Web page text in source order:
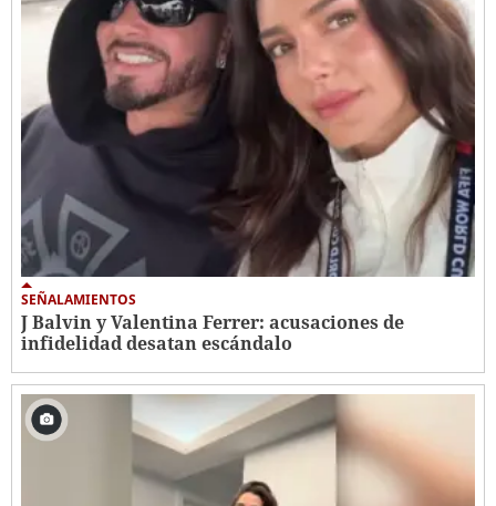
SEÑALAMIENTOS
J Balvin y Valentina Ferrer: acusaciones de
infidelidad desatan escándalo